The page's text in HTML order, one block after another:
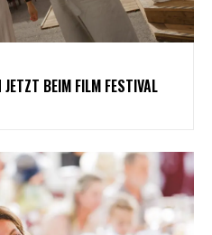
BEIM FILM FESTIVAL